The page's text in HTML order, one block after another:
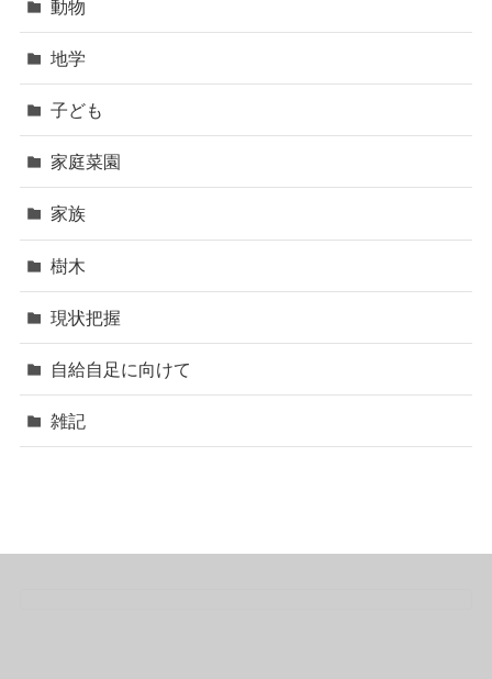
動物
地学
子ども
家庭菜園
家族
樹木
現状把握
自給自足に向けて
雑記